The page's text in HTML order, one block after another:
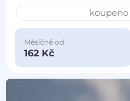
koupeno
Měsíčně od
162 Kč